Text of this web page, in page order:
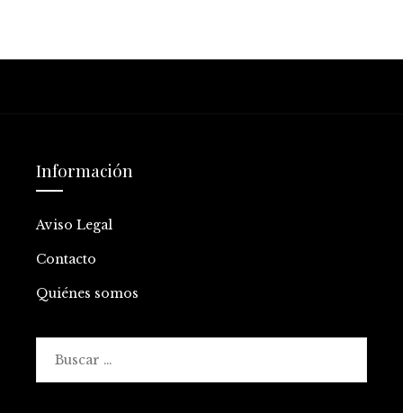
Información
Aviso Legal
Contacto
Quiénes somos